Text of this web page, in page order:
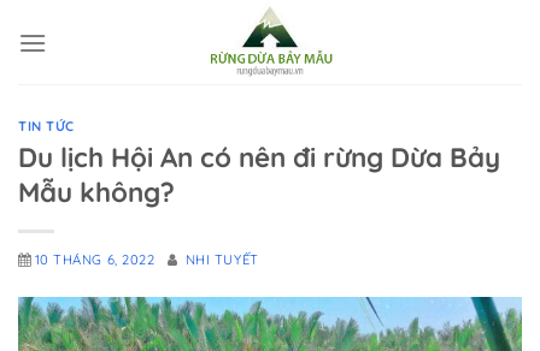
đến
TIN TỨC
Du lịch Hội An có nên đi rừng Dừa Bảy
Mẫu không?
10 THÁNG 6, 2022 NHI TUYẾT